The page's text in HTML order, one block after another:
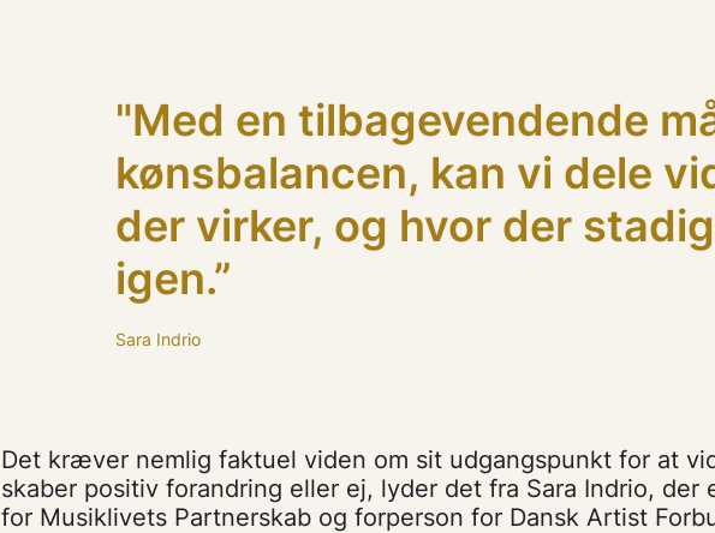
"Med en tilbagevendende
kønsbalancen, kan vi dele
der virker, og hvor der
igen.”
Sara Indrio
Det kræver nemlig faktuel viden om sit udgangspunkt for at
skaber positiv forandring eller ej, lyder det fra Sara Indrio, der
for Musiklivets Partnerskab og forperson for Dansk Artist